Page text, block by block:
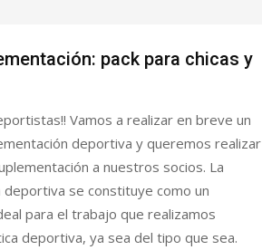
pack para chicas y
Vamos a realizar en breve un
deportiva y queremos realizar
a nuestros socios. La
deportiva se constituye como un
para el trabajo que realizamos
deportiva, ya sea del tipo que sea.